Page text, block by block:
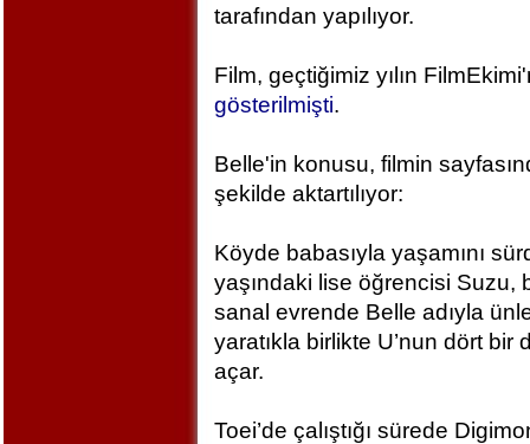
tarafından yapılıyor.
Film, geçtiğimiz yılın
gösterilmişti.
Belle'in konusu, filmin
şekilde aktartılıyor:
Köyde babasıyla yaşamını
yaşındaki lise öğrencisi Suzu,
sanal evrende Belle adıyla
yaratıkla birlikte U’nun dört
açar.
Toei’de çalıştığı sürede